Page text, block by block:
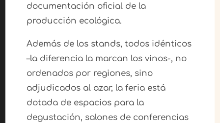
documentación oficial de la
producción ecológica.
Además de los stands, todos idénticos
–la diferencia la marcan los vinos-, no
ordenados por regiones, sino
adjudicados al azar, la feria está
dotada de espacios para la
degustación, salones de conferencias